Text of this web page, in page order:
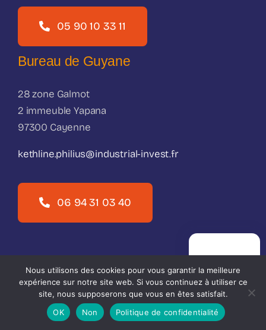
05 90 10 33 11
Bureau de Guyane
28 zone Galmot
2 immeuble Yapana
97300 Cayenne
kethline.philius@industrial-invest.fr
06 94 31 03 40
RENDEZ-VOUS
Nous utilisons des cookies pour vous garantir la meilleure
expérience sur notre site web. Si vous continuez à utiliser ce
site, nous supposerons que vous en êtes satisfait.
OK
Non Politique de confidentialité